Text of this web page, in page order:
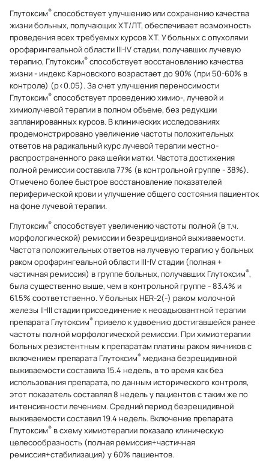
Глутоксим® способствует улучшению или сохранению качества
жизни больных, получающих ХТ/ЛТ, обеспечивает возможность
проведения всех требуемых курсов ХТ. У больных с опухолями
орофарингеальной области III-IV стадии, получавших лучевую
терапию, Глутоксим® способствует восстановлению качества
жизни - индекс Карновского возрастает до 90% (при 50-60% в
контроле) (р<0.05). За счет улучшения переносимости
Глутоксим® способствует проведению химио-, лучевой и
химиолучевой терапии в полном объеме, без редукции
запланированных курсов. В клинических исследованиях
продемонстрировано увеличение частоты положительных
ответов на радикальный курс лучевой терапии местно-
распространенного рака шейки матки. Частота достижения
полной ремиссии составила 77% (в контрольной группе - 38%).
Отмечено более быстрое восстановление показателей
периферической крови и улучшение общего состояния пациенток
на фоне лучевой терапии.
Глутоксим® способствует увеличению частоты полной (в т.ч.
морфологической) ремиссии и безрецидивной выживаемости.
Частота положительных ответов на лучевую терапию у больных
раком орофарингеальной области III-IV стадии (полная +
частичная ремиссия) в группе больных, получавших Глутоксим®,
была существенно выше, чем в контрольной группе - 83.4% и
61.5% соответственно. У больных HER-2(-) раком молочной
железы II-III стадии присоединение к неоадъювантной терапии
препарата Глутоксим® привело к удвоению достигавшейся ранее
частоты полной морфологической ремиссии. При химиотерапии
больных резистентным к препаратам платины раком яичников с
включением препарата Глутоксим® медиана безрецидивной
выживаемости составила 15.4 недель, в то время как без
использования препарата, по данным исторического контроля,
этот показатель составлял 8 недель у пациентов с таким же по
интенсивности лечением. Средний период безрецидивной
выживаемости составил 19.4 недель. Включение препарата
Глутоксим® в схему химиотерапии показало клиническую
целесообразность (полная ремиссия+частичная
ремиссия+стабилизация) у 60% пациентов.